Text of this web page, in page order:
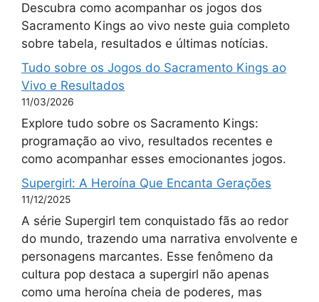
Descubra como acompanhar os jogos dos
Sacramento Kings ao vivo neste guia completo
sobre tabela, resultados e últimas notícias.
Tudo sobre os Jogos do Sacramento Kings ao
Vivo e Resultados
11/03/2026
Explore tudo sobre os Sacramento Kings:
programação ao vivo, resultados recentes e
como acompanhar esses emocionantes jogos.
Supergirl: A Heroína Que Encanta Gerações
11/12/2025
A série Supergirl tem conquistado fãs ao redor
do mundo, trazendo uma narrativa envolvente e
personagens marcantes. Esse fenômeno da
cultura pop destaca a supergirl não apenas
como uma heroína cheia de poderes, mas